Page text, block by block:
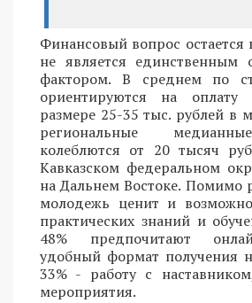
Финансовый вопрос
не является единственным
фактором. В среднем по
ориентируются на оплату
размере 25-35 тыс. рублей в
региональные
колеблются от 20 тысяч
Кавказском федеральном
на Дальнем Востоке. Помимо
молодежь ценит и
практических знаний и
48% предпочитают
удобный формат получения
33% - работу с
мероприятия.